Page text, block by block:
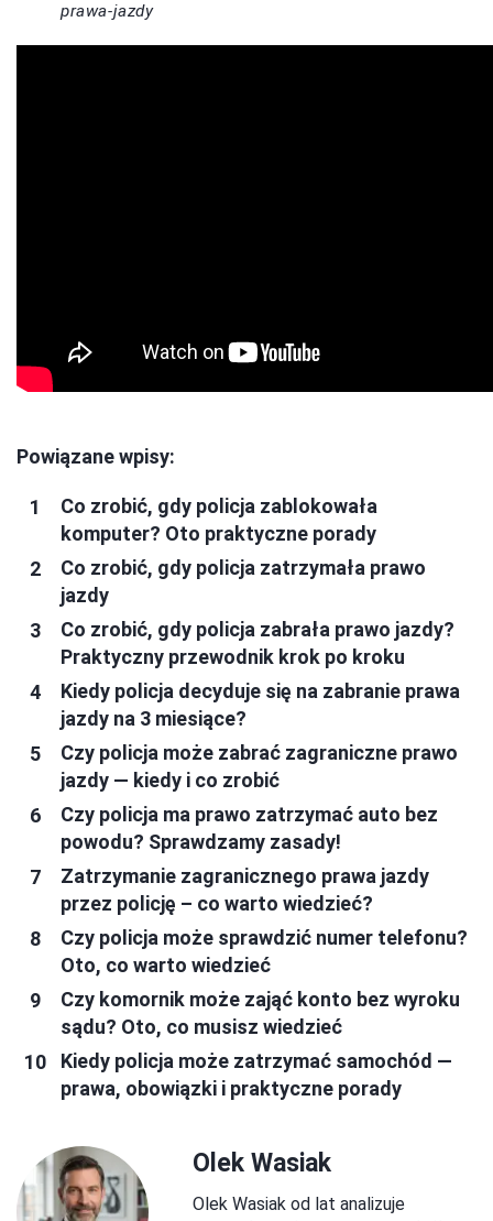
prawa-jazdy
Powiązane wpisy:
Co zrobić, gdy policja zablokowała
komputer? Oto praktyczne porady
Co zrobić, gdy policja zatrzymała prawo
jazdy
Co zrobić, gdy policja zabrała prawo jazdy?
Praktyczny przewodnik krok po kroku
Kiedy policja decyduje się na zabranie prawa
jazdy na 3 miesiące?
Czy policja może zabrać zagraniczne prawo
jazdy — kiedy i co zrobić
Czy policja ma prawo zatrzymać auto bez
powodu? Sprawdzamy zasady!
Zatrzymanie zagranicznego prawa jazdy
przez policję – co warto wiedzieć?
Czy policja może sprawdzić numer telefonu?
Oto, co warto wiedzieć
Czy komornik może zająć konto bez wyroku
sądu? Oto, co musisz wiedzieć
Kiedy policja może zatrzymać samochód —
prawa, obowiązki i praktyczne porady
Olek Wasiak
Olek Wasiak od lat analizuje